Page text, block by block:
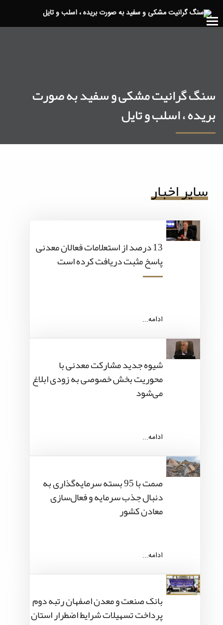
سنگ گرانیت مشکی و سفید به صورت
بریده ، اسلب و تایل
سایر اخبار
13 درصد از استعلامات فعالان معدنی
پاسخ مثبت دریافت کرده است
ادامه...
شیوه جدید مشارکت معدنی با
محوریت بخش خصوصی به زودی ابلاغ
می‌شود
ادامه...
صمت با 95 بسته سرمایه‌گذاری به
دنبال جذب سرمایه و فعال‌سازی
معادن کشور
ادامه...
بانک صنعت و معدن اصفهان رتبه دوم
پرداخت تسهیلات شرایط اضطرار استان